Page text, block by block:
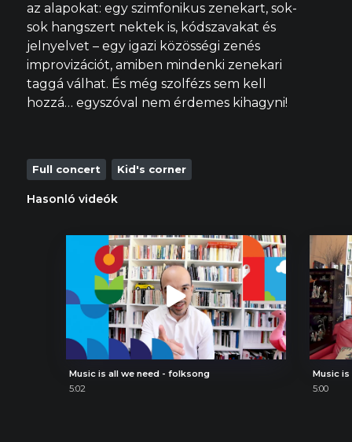
az alapokat: egy szimfonikus zenekart, sok-
sok hangszert nektek is, kódszavakat és
jelnyelvet – egy igazi közösségi zenés
improvizációt, amiben mindenki zenekari
taggá válhat. És még szolfézs sem kell
hozzá… egyszóval nem érdemes kihagyni!
Full concert Kid's corner
Hasonló videók
Music is all we need - folksong
5:02
Music is
5:00